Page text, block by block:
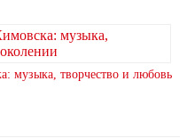
музыка, творчество и любовь